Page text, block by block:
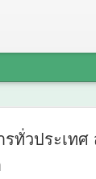
วประเทศ
AUG
6
ศน.